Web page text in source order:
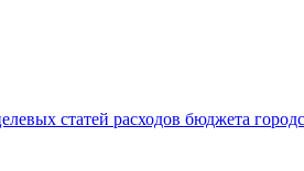
статей расходов бюджета